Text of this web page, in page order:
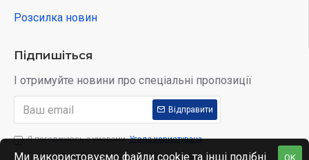
Розсилка новин
Підпишіться
І отримуйте новини про спеціальні пропозиції
Відправити
Я погоджуюсь з умовами Угода користувача
OK
Ми використовуємо файли cookie та інші подібні